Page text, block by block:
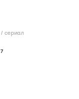
/ сериал
7